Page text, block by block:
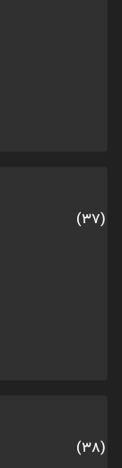
(37)
(38)